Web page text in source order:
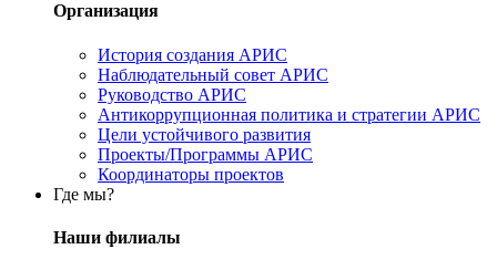
Организация
История создания АРИС
Наблюдательный совет АРИС
Руководство АРИС
Антикоррупционная политика и стратегии АРИС
Цели устойчивого развития
Проекты/Программы АРИС
Координаторы проектов
Где мы?
Наши филиалы